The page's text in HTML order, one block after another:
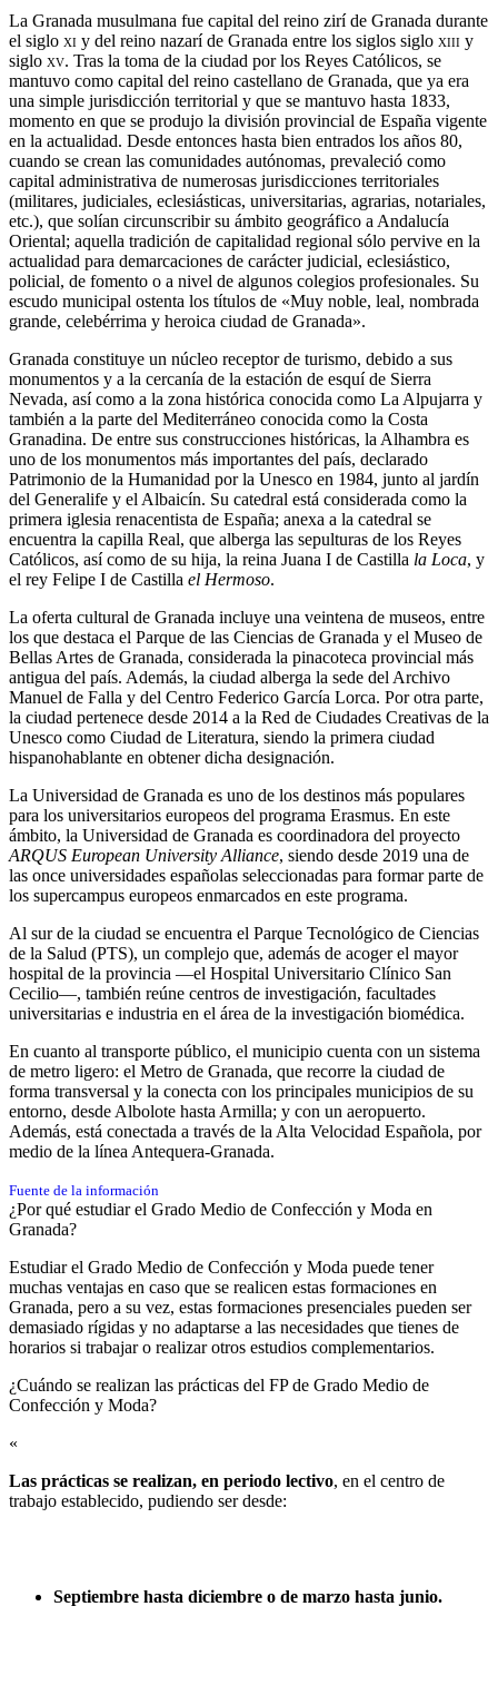
La Granada musulmana fue capital del reino zirí de Granada durante
el siglo xi y del reino nazarí de Granada entre los siglos siglo xiii y
siglo xv. Tras la toma de la ciudad por los Reyes Católicos, se
mantuvo como capital del reino castellano de Granada, que ya era
una simple jurisdicción territorial y que se mantuvo hasta 1833,
momento en que se produjo la división provincial de España vigente
en la actualidad. Desde entonces hasta bien entrados los años 80,
cuando se crean las comunidades autónomas, prevaleció como
capital administrativa de numerosas jurisdicciones territoriales
(militares, judiciales, eclesiásticas, universitarias, agrarias, notariales,
etc.), que solían circunscribir su ámbito geográfico a Andalucía
Oriental; aquella tradición de capitalidad regional sólo pervive en la
actualidad para demarcaciones de carácter judicial, eclesiástico,
policial, de fomento o a nivel de algunos colegios profesionales. Su
escudo municipal ostenta los títulos de «Muy noble, leal, nombrada
grande, celebérrima y heroica ciudad de Granada».
Granada constituye un núcleo receptor de turismo, debido a sus
monumentos y a la cercanía de la estación de esquí de Sierra
Nevada, así como a la zona histórica conocida como La Alpujarra y
también a la parte del Mediterráneo conocida como la Costa
Granadina. De entre sus construcciones históricas, la Alhambra es
uno de los monumentos más importantes del país, declarado
Patrimonio de la Humanidad por la Unesco en 1984, junto al jardín
del Generalife y el Albaicín.​ Su catedral está considerada como la
primera iglesia renacentista de España;​ anexa a la catedral se
encuentra la capilla Real, que alberga las sepulturas de los Reyes
Católicos, así como de su hija, la reina Juana I de Castilla la Loca, y
el rey Felipe I de Castilla el Hermoso.
La oferta cultural de Granada incluye una veintena de museos,​ entre
los que destaca el Parque de las Ciencias de Granada y el Museo de
Bellas Artes de Granada, considerada la pinacoteca provincial más
antigua del país. Además, la ciudad alberga la sede del Archivo
Manuel de Falla y del Centro Federico García Lorca. Por otra parte,
la ciudad pertenece desde 2014 a la Red de Ciudades Creativas de la
Unesco como Ciudad de Literatura, siendo la primera ciudad
hispanohablante en obtener dicha designación.​
La Universidad de Granada es uno de los destinos más populares
para los universitarios europeos del programa Erasmus.​​ En este
ámbito, la Universidad de Granada es coordinadora del proyecto
ARQUS European University Alliance, siendo desde 2019 una de
las once universidades españolas seleccionadas para formar parte de
los supercampus europeos enmarcados en este programa.​
Al sur de la ciudad se encuentra el Parque Tecnológico de Ciencias
de la Salud (PTS), un complejo que, además de acoger el mayor
hospital de la provincia —el Hospital Universitario Clínico San
Cecilio—, también reúne centros de investigación, facultades
universitarias e industria en el área de la investigación biomédica.
En cuanto al transporte público, el municipio cuenta con un sistema
de metro ligero: el Metro de Granada, que recorre la ciudad de
forma transversal y la conecta con los principales municipios de su
entorno, desde Albolote hasta Armilla; y con un aeropuerto.
Además, está conectada a través de la Alta Velocidad Española, por
medio de la línea Antequera-Granada.​
Fuente de la información
¿Por qué estudiar el Grado Medio de Confección y Moda en
Granada?
Estudiar el Grado Medio de Confección y Moda puede tener
muchas ventajas en caso que se realicen estas formaciones en
Granada, pero a su vez, estas formaciones presenciales pueden ser
demasiado rígidas y no adaptarse a las necesidades que tienes de
horarios si trabajar o realizar otros estudios complementarios.
¿Cuándo se realizan las prácticas del FP de Grado Medio de
Confección y Moda?​
«
Las prácticas se realizan, en periodo lectivo, en el centro de
trabajo establecido, pudiendo ser desde:
Septiembre hasta diciembre o de marzo hasta junio.